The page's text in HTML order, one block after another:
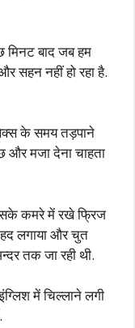
मिनट बाद जब हम
सहन नहीं हो रहा है.
के समय तड़पाने
मजा देना चाहता
कमरे में रखे फ्रिज
लगाया और चुत
तक जा रही थी.
में चिल्लाने लगी